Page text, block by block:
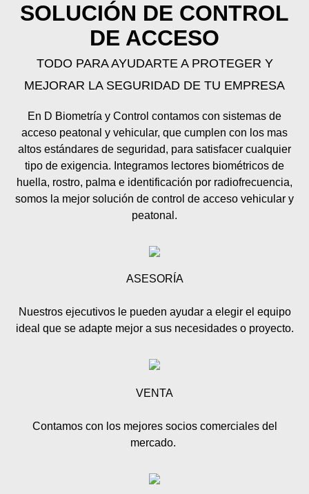
SOLUCIÓN DE CONTROL
DE ACCESO
TODO PARA AYUDARTE A PROTEGER Y
MEJORAR LA SEGURIDAD DE TU EMPRESA
En D Biometría y Control contamos con sistemas de
acceso peatonal y vehicular, que cumplen con los mas
altos estándares de seguridad, para satisfacer cualquier
tipo de exigencia. Integramos lectores biométricos de
huella, rostro, palma e identificación por radiofrecuencia,
somos la mejor solución de control de acceso vehicular y
peatonal.
ASESORÍA
Nuestros ejecutivos le pueden ayudar a elegir el equipo
ideal que se adapte mejor a sus necesidades o proyecto.
VENTA
Contamos con los mejores socios comerciales del
mercado.